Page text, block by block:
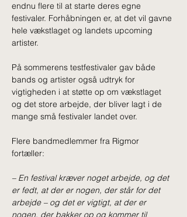
endnu flere til at starte deres egne
festivaler. Forhåbningen er, at det vil gavne
hele vækstlaget og landets upcoming
artister.
På sommerens testfestivaler gav både
bands og artister også udtryk for
vigtigheden i at støtte op om vækstlaget
og det store arbejde, der bliver lagt i de
mange små festivaler landet over.
Flere bandmedlemmer fra Rigmor
fortæller:
– En festival kræver noget arbejde, og det
er fedt, at der er nogen, der står for det
arbejde – og det er vigtigt, at der er
nogen, der bakker op og kommer til